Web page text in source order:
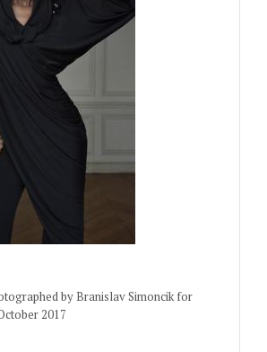
by Branislav Simoncik for
2017